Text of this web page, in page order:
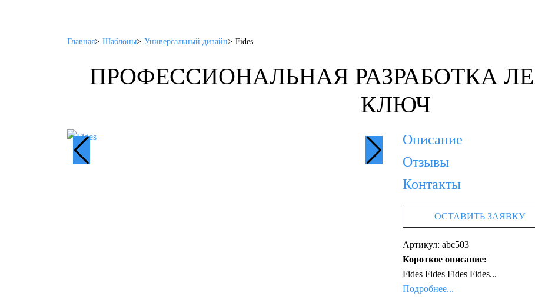
Главная Шаблоны Универсальный дизайн Fides
ПРОФЕССИОНАЛЬНАЯ РАЗРАБОТКА
КЛЮЧ
Описание
Отзывы
Контакты
ОСТАВИТЬ ЗАЯВКУ
Артикул: abc503
Короткое описание:
Fides Fides Fides Fides...
Подробнее...